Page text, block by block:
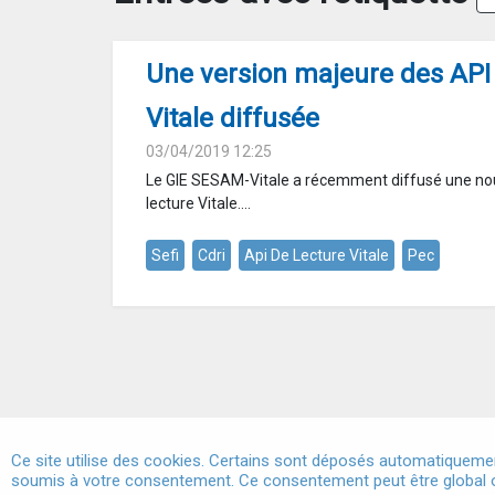
Une version majeure des
Vitale diffusée
03/04/2019 12:25
Le GIE SESAM-Vitale a récemment diffusé une
lecture Vitale....
Sefi Cdri Api De Lecture Vitale Pec
Ce site utilise des cookies. Certains sont déposés
soumis à votre consentement. Ce consentement peut être global